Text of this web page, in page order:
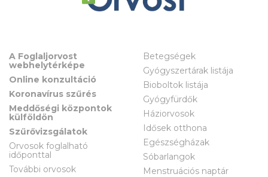
A Foglaljorvost
webhelytérképe
Online konzultáció
Koronavírus szűrés
Meddőségi központok
külföldön
Szűrővizsgálatok
Orvosok foglalható
időponttal
További orvosok
Betegségek
Gyógyszertárak listája
Bioboltok listája
Gyógyfürdők
Háziorvosok
Idősek otthona
Egészségházak
Sóbarlangok
Menstruációs naptár